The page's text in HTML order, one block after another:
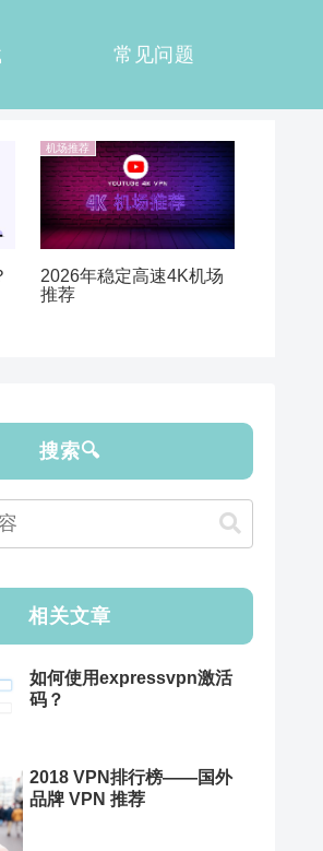
常见问题
机场推荐
2026年稳定高速4K机场
推荐
搜索🔍
相关文章
如何使用expressvpn激活
码？
2018 VPN排行榜——国外
品牌 VPN 推荐